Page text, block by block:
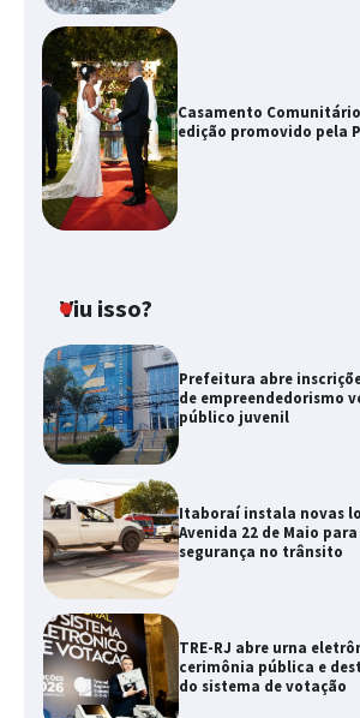
Casamento
edição promovido pela
Viu isso?
Prefeitura abre
de empreendedorismo
público juvenil
Itaboraí instala novas
Avenida 22 de Maio
segurança no trânsito
TRE-RJ abre urna
cerimônia pública e
do sistema de votação